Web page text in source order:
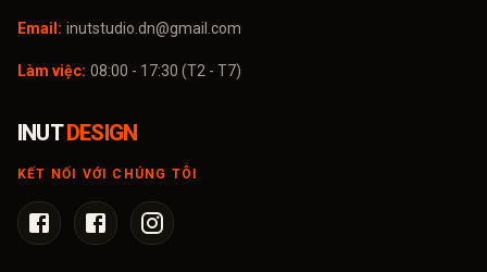
Email: inutstudio.dn@gmail.com
Làm việc: 08:00 - 17:30 (T2 - T7)
INUT DESIGN
KẾT NỐI VỚI CHÚNG TÔI